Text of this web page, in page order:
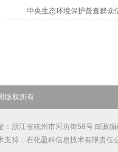
中央生态环境保护督查群众
版权所有
：浙江省杭州市河坊街58号 邮政
支持：石化盈科信息技术有限责任